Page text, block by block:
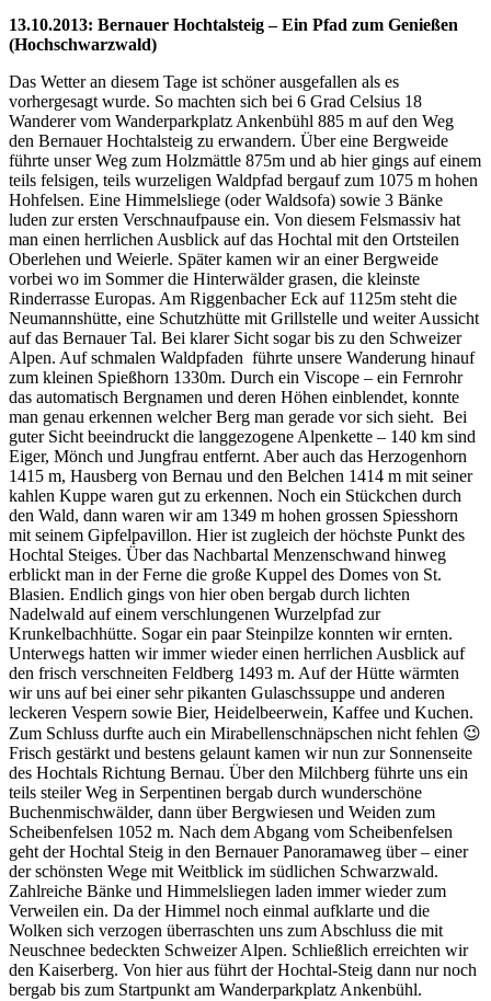
13.10.2013: Bernauer Hochtalsteig – Ein Pfad zum Genießen
(Hochschwarzwald)
Das Wetter an diesem Tage ist schöner ausgefallen als es
vorhergesagt wurde. So machten sich bei 6 Grad Celsius 18
Wanderer vom Wanderparkplatz Ankenbühl 885 m auf den Weg
den Bernauer Hochtalsteig zu erwandern. Über eine Bergweide
führte unser Weg zum Holzmättle 875m und ab hier gings auf einem
teils felsigen, teils wurzeligen Waldpfad bergauf zum 1075 m hohen
Hohfelsen. Eine Himmelsliege (oder Waldsofa) sowie 3 Bänke
luden zur ersten Verschnaufpause ein. Von diesem Felsmassiv hat
man einen herrlichen Ausblick auf das Hochtal mit den Ortsteilen
Oberlehen und Weierle. Später kamen wir an einer Bergweide
vorbei wo im Sommer die Hinterwälder grasen, die kleinste
Rinderrasse Europas. Am Riggenbacher Eck auf 1125m steht die
Neumannshütte, eine Schutzhütte mit Grillstelle und weiter Aussicht
auf das Bernauer Tal. Bei klarer Sicht sogar bis zu den Schweizer
Alpen. Auf schmalen Waldpfaden führte unsere Wanderung hinauf
zum kleinen Spießhorn 1330m. Durch ein Viscope – ein Fernrohr
das automatisch Bergnamen und deren Höhen einblendet, konnte
man genau erkennen welcher Berg man gerade vor sich sieht. Bei
guter Sicht beeindruckt die langgezogene Alpenkette – 140 km sind
Eiger, Mönch und Jungfrau entfernt. Aber auch das Herzogenhorn
1415 m, Hausberg von Bernau und den Belchen 1414 m mit seiner
kahlen Kuppe waren gut zu erkennen. Noch ein Stückchen durch
den Wald, dann waren wir am 1349 m hohen grossen Spiesshorn
mit seinem Gipfelpavillon. Hier ist zugleich der höchste Punkt des
Hochtal Steiges. Über das Nachbartal Menzenschwand hinweg
erblickt man in der Ferne die große Kuppel des Domes von St.
Blasien. Endlich gings von hier oben bergab durch lichten
Nadelwald auf einem verschlungenen Wurzelpfad zur
Krunkelbachhütte. Sogar ein paar Steinpilze konnten wir ernten.
Unterwegs hatten wir immer wieder einen herrlichen Ausblick auf
den frisch verschneiten Feldberg 1493 m. Auf der Hütte wärmten
wir uns auf bei einer sehr pikanten Gulaschssuppe und anderen
leckeren Vespern sowie Bier, Heidelbeerwein, Kaffee und Kuchen.
Zum Schluss durfte auch ein Mirabellenschnäpschen nicht fehlen 😉
Frisch gestärkt und bestens gelaunt kamen wir nun zur Sonnenseite
des Hochtals Richtung Bernau. Über den Milchberg führte uns ein
teils steiler Weg in Serpentinen bergab durch wunderschöne
Buchenmischwälder, dann über Bergwiesen und Weiden zum
Scheibenfelsen 1052 m. Nach dem Abgang vom Scheibenfelsen
geht der Hochtal Steig in den Bernauer Panoramaweg über – einer
der schönsten Wege mit Weitblick im südlichen Schwarzwald.
Zahlreiche Bänke und Himmelsliegen laden immer wieder zum
Verweilen ein. Da der Himmel noch einmal aufklarte und die
Wolken sich verzogen überraschten uns zum Abschluss die mit
Neuschnee bedeckten Schweizer Alpen. Schließlich erreichten wir
den Kaiserberg. Von hier aus führt der Hochtal-Steig dann nur noch
bergab bis zum Startpunkt am Wanderparkplatz Ankenbühl.